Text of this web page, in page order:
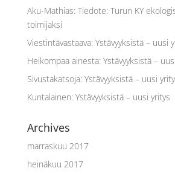
Aku-Mathias: Tiedote: Turun KY
toimijaksi
Viestintävastaava: Ystävyyksistä – uusi
Heikompaa ainesta: Ystävyyksistä –
Sivustakatsoja: Ystävyyksistä – uusi
Kuntalainen: Ystävyyksistä – uusi yritys
Archives
marraskuu 2017
heinäkuu 2017